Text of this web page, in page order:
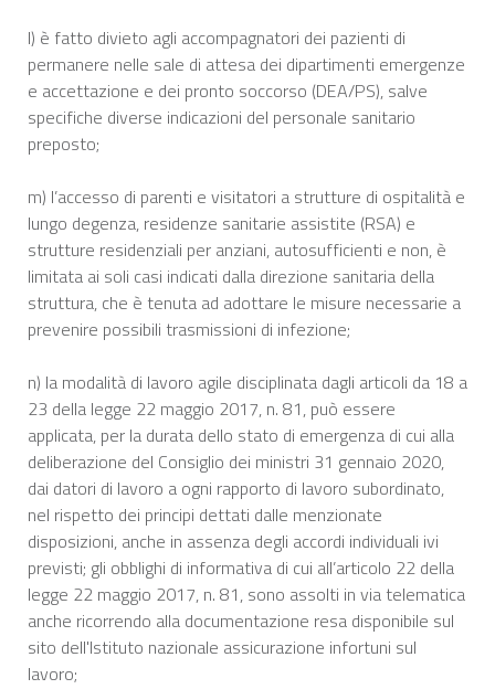
l) è fatto divieto agli accompagnatori dei pazienti di
permanere nelle sale di attesa dei dipartimenti emergenze
e accettazione e dei pronto soccorso (DEA/PS), salve
specifiche diverse indicazioni del personale sanitario
preposto;
m) l’accesso di parenti e visitatori a strutture di ospitalità e
lungo degenza, residenze sanitarie assistite (RSA) e
strutture residenziali per anziani, autosufficienti e non, è
limitata ai soli casi indicati dalla direzione sanitaria della
struttura, che è tenuta ad adottare le misure necessarie a
prevenire possibili trasmissioni di infezione;
n) la modalità di lavoro agile disciplinata dagli articoli da 18 a
23 della legge 22 maggio 2017, n. 81, può essere
applicata, per la durata dello stato di emergenza di cui alla
deliberazione del Consiglio dei ministri 31 gennaio 2020,
dai datori di lavoro a ogni rapporto di lavoro subordinato,
nel rispetto dei principi dettati dalle menzionate
disposizioni, anche in assenza degli accordi individuali ivi
previsti; gli obblighi di informativa di cui all’articolo 22 della
legge 22 maggio 2017, n. 81, sono assolti in via telematica
anche ricorrendo alla documentazione resa disponibile sul
sito dell'Istituto nazionale assicurazione infortuni sul
lavoro;